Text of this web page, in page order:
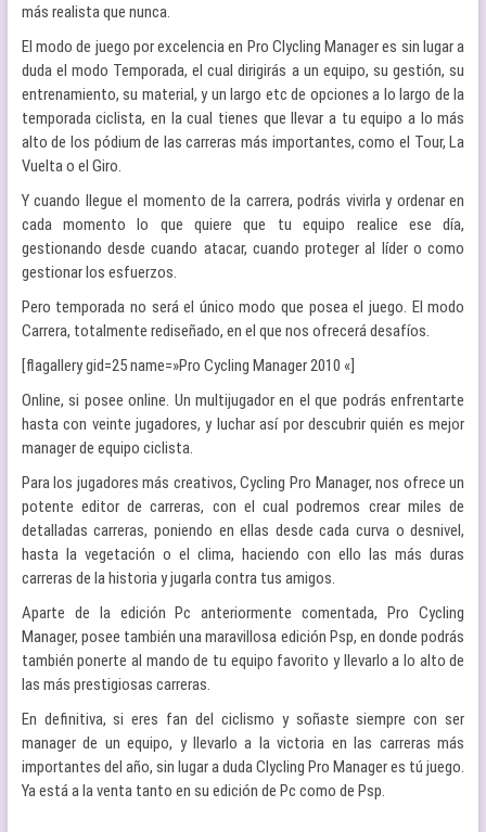
más realista que nunca.
El modo de juego por excelencia en Pro Clycling Manager es sin lugar a
duda el modo Temporada, el cual dirigirás a un equipo, su gestión, su
entrenamiento, su material, y un largo etc de opciones a lo largo de la
temporada ciclista, en la cual tienes que llevar a tu equipo a lo más
alto de los pódium de las carreras más importantes, como el Tour, La
Vuelta o el Giro.
Y cuando llegue el momento de la carrera, podrás vivirla y ordenar en
cada momento lo que quiere que tu equipo realice ese día,
gestionando desde cuando atacar, cuando proteger al líder o como
gestionar los esfuerzos.
Pero temporada no será el único modo que posea el juego. El modo
Carrera, totalmente rediseñado, en el que nos ofrecerá desafíos.
[flagallery gid=25 name=»Pro Cycling Manager 2010 «]
Online, si posee online. Un multijugador en el que podrás enfrentarte
hasta con veinte jugadores, y luchar así por descubrir quién es mejor
manager de equipo ciclista.
Para los jugadores más creativos, Cycling Pro Manager, nos ofrece un
potente editor de carreras, con el cual podremos crear miles de
detalladas carreras, poniendo en ellas desde cada curva o desnivel,
hasta la vegetación o el clima, haciendo con ello las más duras
carreras de la historia y jugarla contra tus amigos.
Aparte de la edición Pc anteriormente comentada, Pro Cycling
Manager, posee también una maravillosa edición Psp, en donde podrás
también ponerte al mando de tu equipo favorito y llevarlo a lo alto de
las más prestigiosas carreras.
En definitiva, si eres fan del ciclismo y soñaste siempre con ser
manager de un equipo, y llevarlo a la victoria en las carreras más
importantes del año, sin lugar a duda Clycling Pro Manager es tú juego.
Ya está a la venta tanto en su edición de Pc como de Psp.